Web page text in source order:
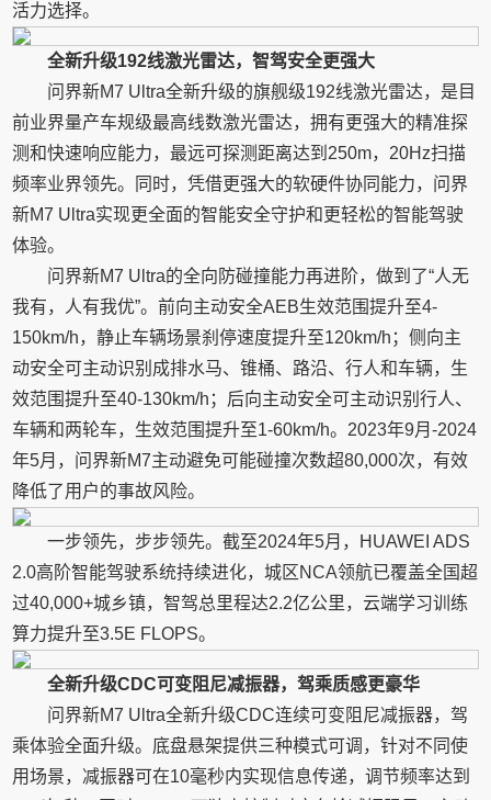
活力选择。
全新升级192线激光雷达，智驾安全更强大
问界新M7 Ultra全新升级的旗舰级192线激光雷达，是目
前业界量产车规级最高线数激光雷达，拥有更强大的精准探
测和快速响应能力，最远可探测距离达到250m，20Hz扫描
频率业界领先。同时，凭借更强大的软硬件协同能力，问界
新M7 Ultra实现更全面的智能安全守护和更轻松的智能驾驶
体验。
问界新M7 Ultra的全向防碰撞能力再进阶，做到了“人无
我有，人有我优”。前向主动安全AEB生效范围提升至4-
150km/h，静止车辆场景刹停速度提升至120km/h；侧向主
动安全可主动识别成排水马、锥桶、路沿、行人和车辆，生
效范围提升至40-130km/h；后向主动安全可主动识别行人、
车辆和两轮车，生效范围提升至1-60km/h。2023年9月-2024
年5月，问界新M7主动避免可能碰撞次数超80,000次，有效
降低了用户的事故风险。
一步领先，步步领先。截至2024年5月，HUAWEI ADS
2.0高阶智能驾驶系统持续进化，城区NCA领航已覆盖全国超
过40,000+城乡镇，智驾总里程达2.2亿公里，云端学习训练
算力提升至3.5E FLOPS。
全新升级CDC可变阻尼减振器，驾乘质感更豪华
问界新M7 Ultra全新升级CDC连续可变阻尼减振器，驾
乘体验全面升级。底盘悬架提供三种模式可调，针对不同使
用场景，减振器可在10毫秒内实现信息传递，调节频率达到